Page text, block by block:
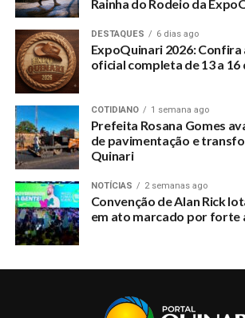
Rainha do Rodeio da
DESTAQUES 6 dias ago
ExpoQuinari 2026:
oficial completa de 13 a 16
COTIDIANO 1 semana ago
Prefeita Rosana Gomes
de pavimentação e
Quinari
NOTÍCIAS 2 semanas ago
Convenção de Alan Rick
em ato marcado por forte